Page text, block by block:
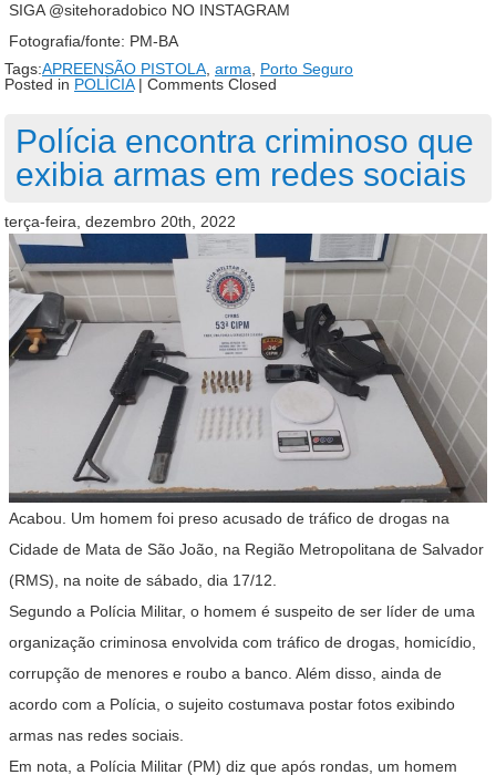
SIGA @sitehoradobico NO INSTAGRAM
Fotografia/fonte: PM-BA
Tags:APREENSÃO PISTOLA arma
Porto Seguro
Posted in POLÍCIA| Comments Closed
Polícia encontra criminoso que
exibia armas em redes sociais
terça-feira, dezembro 20th, 2022
Acabou. Um homem foi preso acusado de tráfico de drogas na
Cidade de Mata de São João, na Região Metropolitana de Salvador
(RMS), na noite de sábado, dia 17/12.
Segundo a Polícia Militar, o homem é suspeito de ser líder de uma
organização criminosa envolvida com tráfico de drogas, homicídio,
corrupção de menores e roubo a banco. Além disso, ainda de
acordo com a Polícia, o sujeito costumava postar fotos exibindo
armas nas redes sociais.
Em nota, a Polícia Militar (PM) diz que após rondas, um homem